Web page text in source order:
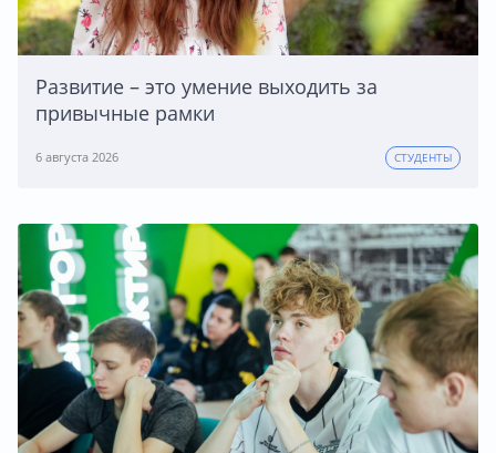
Развитие – это умение выходить за
привычные рамки
6 августа 2026 СТУДЕНТЫ